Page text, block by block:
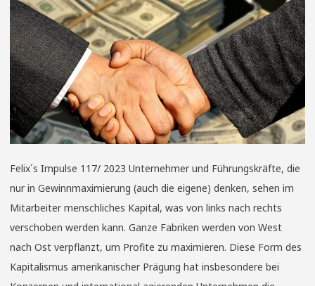
Felix´s Impulse 117/ 2023 Unternehmer und Führungskräfte, die
nur in Gewinnmaximierung (auch die eigene) denken, sehen im
Mitarbeiter menschliches Kapital, was von links nach rechts
verschoben werden kann. Ganze Fabriken werden von West
nach Ost verpflanzt, um Profite zu maximieren. Diese Form des
Kapitalismus amerikanischer Prägung hat insbesondere bei